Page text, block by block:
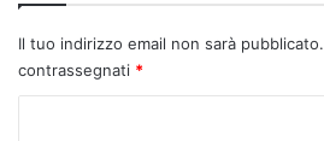
Il tuo indirizzo email non sarà pubblicato.
contrassegnati *